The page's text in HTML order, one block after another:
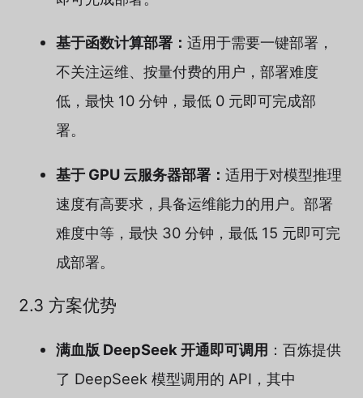
基于函数计算部署： 适用于需要一键部署，
不关注运维、按量付费的用户，部署难度
低，最快 10 分钟，最低 0 元即可完成部
署。
基于 GPU 云服务器部署： 适用于对模型推理
速度有高要求，具备运维能力的用户。部署
难度中等，最快 30 分钟，最低 15 元即可完
成部署。
2.3 方案优势
满血版 DeepSeek 开通即可调用 ：百炼提供
了 DeepSeek 模型调用的 API，其中